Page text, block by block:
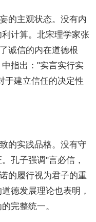
的主观状态。没有内
计算。北宋理学家张
诚信的内在道德根
指出："实言实行实
于建立信任的决定性
的实践品格。没有守
孔子强调"言必信，
的履行视为君子的重
德发展理论也表明，
完整统一。